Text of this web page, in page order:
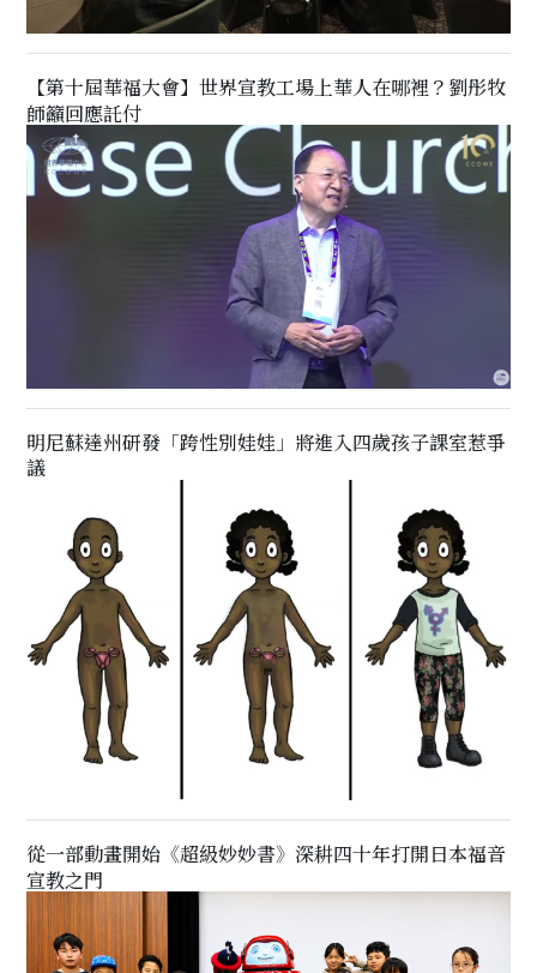
【第十屆華福大會】世界宣教工場上華人在哪裡？劉彤牧
師籲回應託付
明尼蘇達州研發「跨性別娃娃」將進入四歲孩子課室惹爭
議
從一部動畫開始《超級妙妙書》深耕四十年打開日本福音
宣教之門